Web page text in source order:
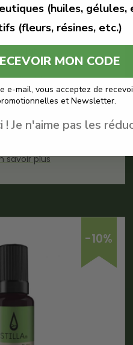
€35.91
: 10ml
e-liquide CBD
produit
savoir plus
-10%
(huiles, gélules,
(fleurs, résines, etc.)
MON CODE
e-mail, vous acceptez de
et Newsletter.
! Je n'aime pas les